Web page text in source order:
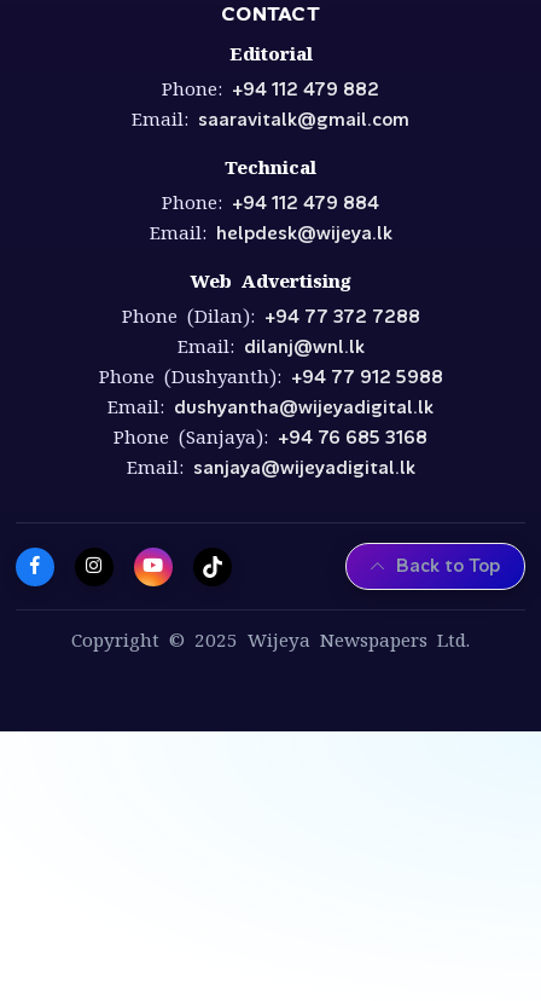
CONTACT
Editorial
Phone: +94 112 479 882
Email: saaravitalk@gmail.com
Technical
Phone: +94 112 479 884
Email: helpdesk@wijeya.lk
Web Advertising
Phone (Dilan): +94 77 372 7288
Email: dilanj@wnl.lk
Phone (Dushyanth): +94 77 912 5988
Email: dushyantha@wijeyadigital.lk
Phone (Sanjaya): +94 76 685 3168
Email: sanjaya@wijeyadigital.lk
Back to Top
Copyright © 2025 Wijeya Newspapers Ltd.